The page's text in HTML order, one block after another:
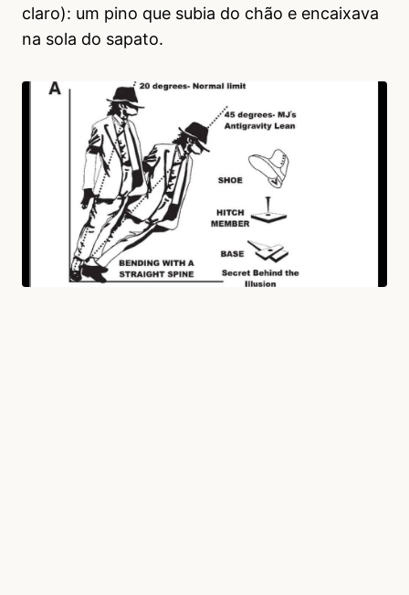
claro): um pino que subia do chão e encaixava
na sola do sapato.